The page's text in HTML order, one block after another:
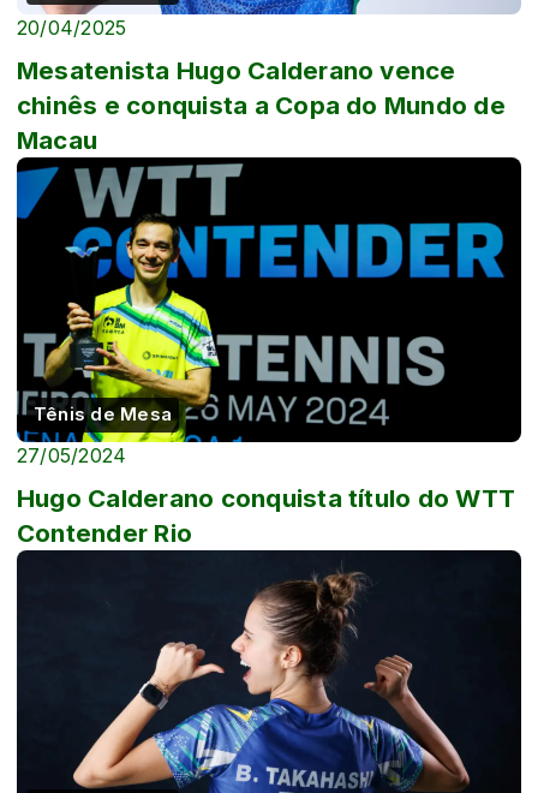
20/04/2025
Mesatenista Hugo Calderano vence
chinês e conquista a Copa do Mundo de
Macau
Tênis de Mesa
27/05/2024
Hugo Calderano conquista título do WTT
Contender Rio